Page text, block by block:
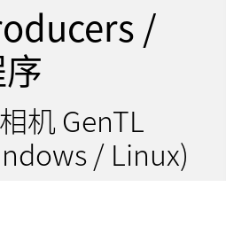
/
机 GenTL
/ Linux)